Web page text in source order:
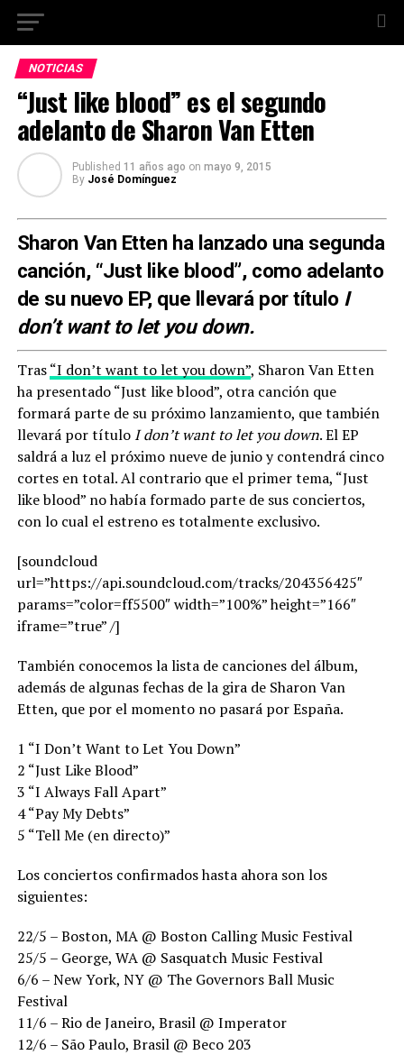
NOTICIAS
“Just like blood” es el segundo
adelanto de Sharon Van Etten
Published 11 años ago on mayo 9, 2015
By José Domínguez
Sharon Van Etten ha lanzado una segunda
canción, “Just like blood”, como adelanto
de su nuevo EP, que llevará por título I
don’t want to let you down.
Tras“I don’t want to let you down”, Sharon Van Etten
ha presentado “Just like blood”, otra canción que
formará parte de su próximo lanzamiento, que también
llevará por títuloI don’t want to let you down. El EP
saldrá a luz el próximo nueve de junio y contendrá cinco
cortes en total. Al contrario que el primer tema, “Just
like blood” no había formado parte de sus conciertos,
con lo cual el estreno es totalmente exclusivo.
[soundcloud
url=”https://api.soundcloud.com/tracks/204356425″
params=”color=ff5500″ width=”100%” height=”166″
iframe=”true” /]
También conocemos la lista de canciones del álbum,
además de algunas fechas de la gira de Sharon Van
Etten, que por el momento no pasará por España.
1 “I Don’t Want to Let You Down”
2 “Just Like Blood”
3 “I Always Fall Apart”
4 “Pay My Debts”
5 “Tell Me (en directo)”
Los conciertos confirmados hasta ahora son los
siguientes:
22/5 – Boston, MA @ Boston Calling Music Festival
25/5 – George, WA @ Sasquatch Music Festival
6/6 – New York, NY @ The Governors Ball Music
Festival
11/6 – Rio de Janeiro, Brasil @ Imperator
12/6 – São Paulo, Brasil @ Beco 203